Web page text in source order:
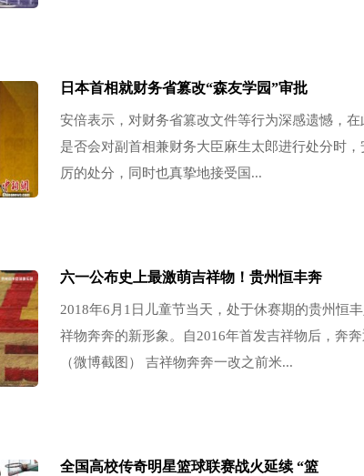
日本首相就财务省篡改“森友学园”审批
安倍表示，对财务省篡改文件等行为深感遗憾，
是否会对副首相兼财务大臣麻生太郎进行处分时
厉的处分，同时也真挚地接受国...
六一公布史上最激萌吉祥物！贵州恒丰奔
2018年6月1日儿童节当天，处于休赛期的贵州恒
祥物奔奔的新形象。自2016年首发吉祥物后，奔奔
（微博截图） 吉祥物奔奔一改之前米...
全国高校传奇明星篮球联赛战火延续 “篮